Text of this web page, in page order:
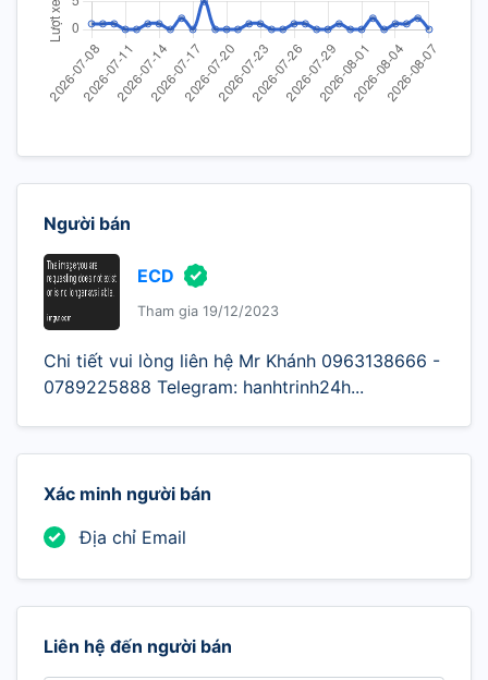
Người bán
ECD
Tham gia 19/12/2023
Chi tiết vui lòng liên hệ Mr Khánh 0963138666 -
0789225888 Telegram: hanhtrinh24h...
Xác minh người bán
Địa chỉ Email
Liên hệ đến người bán